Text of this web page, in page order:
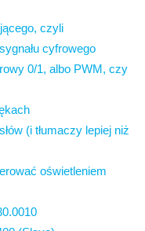
czyli
cyfrowego
0/1, albo PWM, czy
(i tłumaczy lepiej niż
oświetleniem